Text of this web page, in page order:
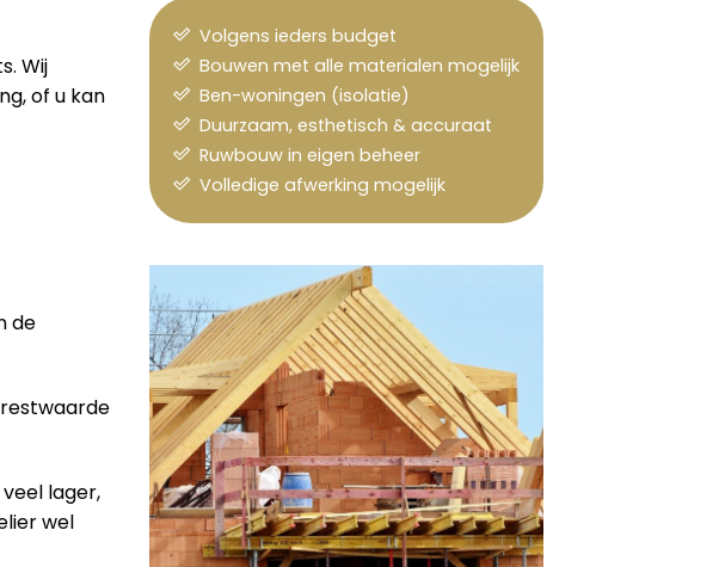
Wij
of u kan
de
lager,
wel
Volgens ieders budget
Bouwen met alle materialen mogelijk
Ben-woningen (isolatie)
Duurzaam, esthetisch & accuraat
Ruwbouw in eigen beheer
Volledige afwerking mogelijk